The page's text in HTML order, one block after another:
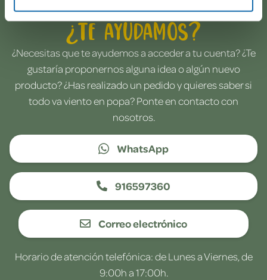
¿Te ayudamos?
¿Necesitas que te ayudemos a acceder a tu cuenta? ¿Te
gustaría proponernos alguna idea o algún nuevo
producto? ¿Has realizado un pedido y quieres saber si
todo va viento en popa? Ponte en contacto con
nosotros.
WhatsApp
916597360
Correo electrónico
Horario de atención telefónica: de Lunes a Viernes, de
9:00h a 17:00h.